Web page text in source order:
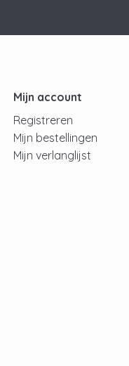
Mijn account
Registreren
Mijn bestellingen
Mijn verlanglijst